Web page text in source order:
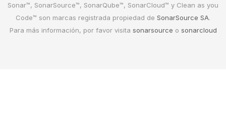
Sonar™, SonarSource™, SonarQube™, SonarCloud™ y Clean as you
Code™ son marcas registrada propiedad de SonarSource SA.
Para más información, por favor visita sonarsource o sonarcloud